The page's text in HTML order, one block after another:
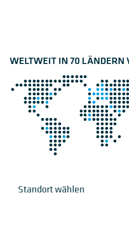
WELTWEIT IN 70 LÄNDERN